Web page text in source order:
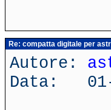
Re: compatta digitale per
Autore:
Data: 01-